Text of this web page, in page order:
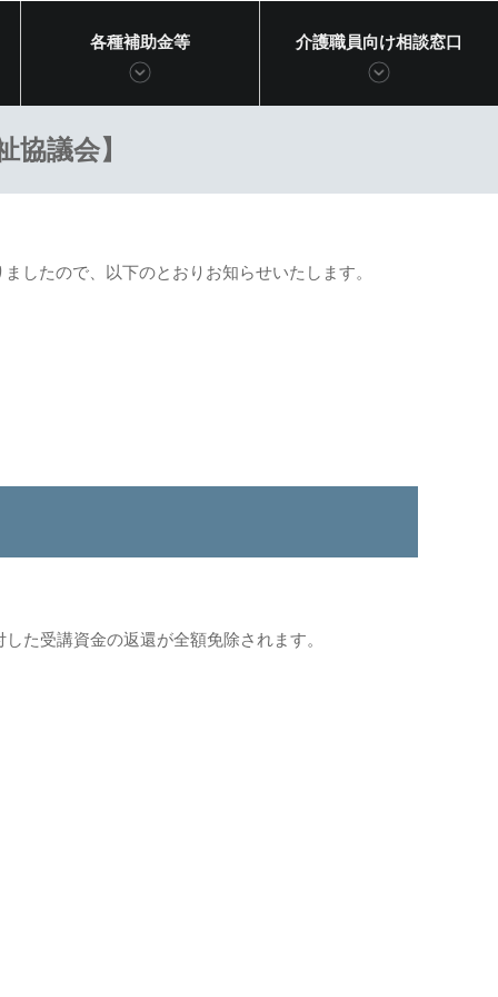
各種補助金等 介護職員向け相談窓口
議会】
したので、以下のとおりお知らせいたします。
た受講資金の返還が全額免除されます。